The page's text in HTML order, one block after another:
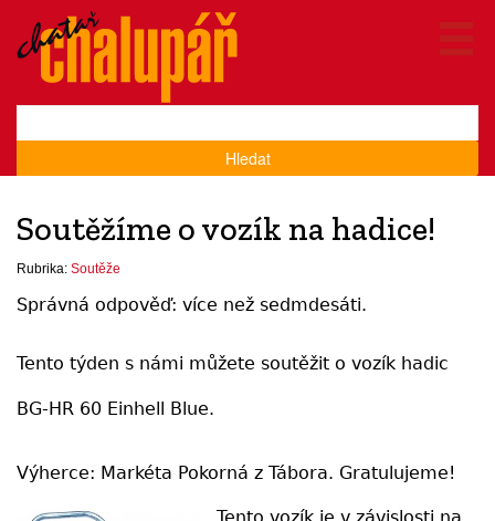
Hledat
Soutěžíme o vozík na hadice!
Rubrika: Soutěže
Správná odpověď: více než sedmdesáti.
Výherce: Markéta Pokorná z Tábora. Gratulujeme!
Tento týden s námi můžete soutěžit o vozík hadic
BG-HR 60 Einhell Blue.
Tento vozík je v závislosti na